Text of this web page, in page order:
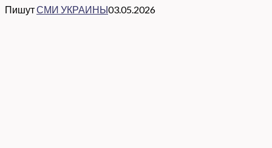
ПишутСМИ УКРАИНЫ03.05.2026